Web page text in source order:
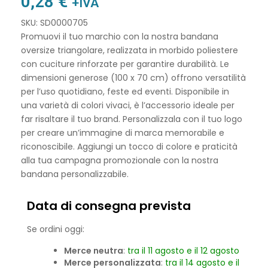
+IVA
SKU: SD0000705
Promuovi il tuo marchio con la nostra bandana
oversize triangolare, realizzata in morbido poliestere
con cuciture rinforzate per garantire durabilità. Le
dimensioni generose (100 x 70 cm) offrono versatilità
per l’uso quotidiano, feste ed eventi. Disponibile in
una varietà di colori vivaci, è l’accessorio ideale per
far risaltare il tuo brand. Personalizzala con il tuo logo
per creare un’immagine di marca memorabile e
riconoscibile. Aggiungi un tocco di colore e praticità
alla tua campagna promozionale con la nostra
bandana personalizzabile.
Data di consegna prevista
Se ordini oggi:
Merce neutra: tra il 11 agosto e il 12 agosto
Merce personalizzata: tra il 14 agosto e il